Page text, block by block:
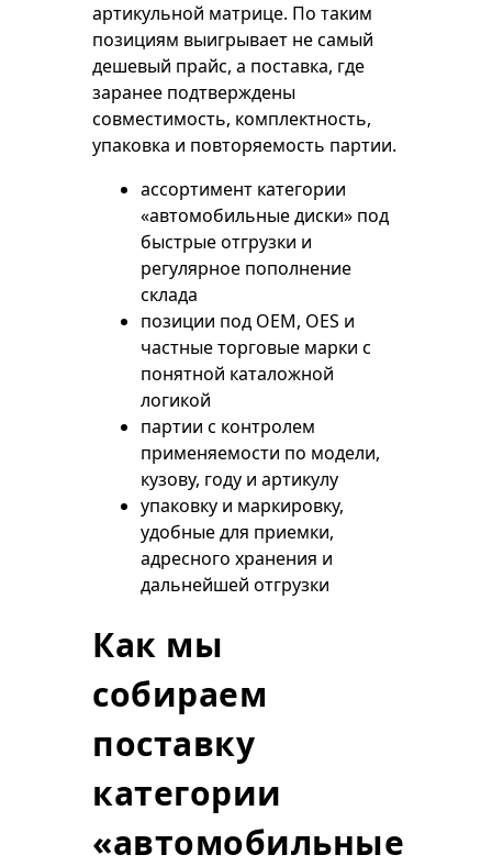
артикульной матрице. По таким
позициям выигрывает не самый
дешевый прайс, а поставка, где
заранее подтверждены
совместимость, комплектность,
упаковка и повторяемость партии.
ассортимент категории
«автомобильные диски» под
быстрые отгрузки и
регулярное пополнение
склада
позиции под OEM, OES и
частные торговые марки с
понятной каталожной
логикой
партии с контролем
применяемости по модели,
кузову, году и артикулу
упаковку и маркировку,
удобные для приемки,
адресного хранения и
дальнейшей отгрузки
Как мы
собираем
поставку
категории
«автомобильные